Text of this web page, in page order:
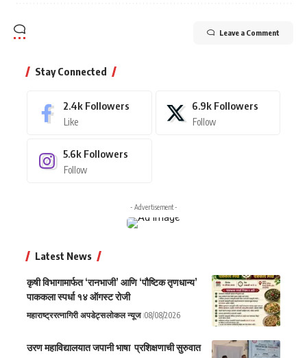
Leave a Comment
Stay Connected
2.4k Followers
Like
6.9k Followers
Follow
5.6k Followers
Follow
- Advertisement -
Latest News
कृषी विभागामार्फत ‘रानभाजी’ आणि ‘पौष्टिक तृणधान्य’
पाककला स्पर्धा १४ ऑगस्ट रोजी
महाराष्ट्ररत्नागिरी अपडेट्सलोकल न्यूज 08/08/2026
उरण महाविद्यालयात जपानी भाषा प्रशिक्षणाची सुरुवात